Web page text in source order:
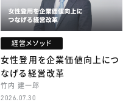
経営メソッド
女性登用を企業価値向上につ
なげる経営改革
竹内 建一郎
2026.07.30